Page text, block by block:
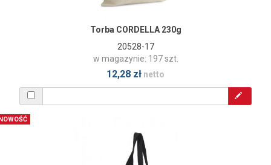
Torba CORDELLA 230g
20528-17
w magazynie: 197 szt.
12,28 zł netto